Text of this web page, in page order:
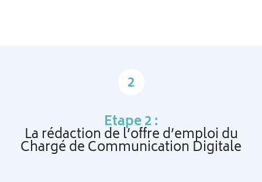
2
Etape 2 :
La rédaction de l’offre d’emploi du
Chargé de Communication Digitale